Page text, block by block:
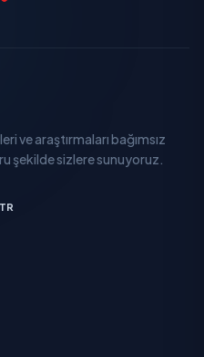
ve araştırmaları bağımsız
şekilde sizlere sunuyoruz.